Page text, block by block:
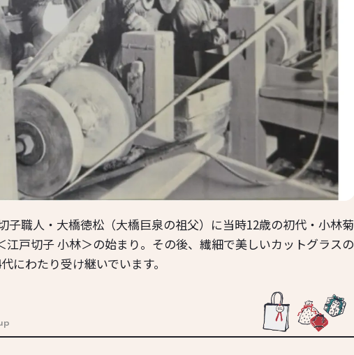
子職人・大橋徳松（大橋巨泉の祖父）に当時12歳の初代・小林菊
江戸切子 小林＞の始まり。その後、繊細で美しいカットグラスの
にわたり受け継いでいます。